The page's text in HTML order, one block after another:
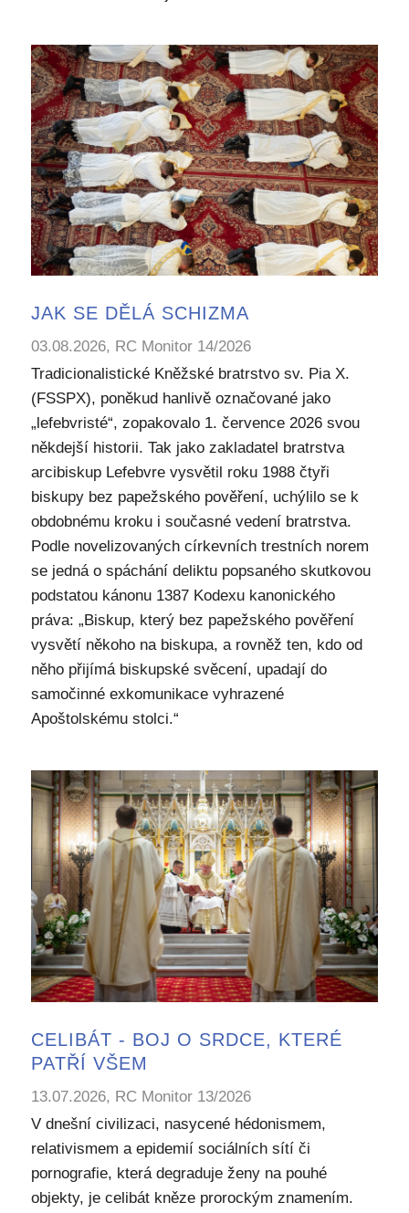
JAK SE DĚLÁ SCHIZMA
03.08.2026, RC Monitor 14/2026
Tradicionalistické Kněžské bratrstvo sv. Pia X.
(FSSPX), poněkud hanlivě označované jako
„lefebvristé“, zopakovalo 1. července 2026 svou
někdejší historii. Tak jako zakladatel bratrstva
arcibiskup Lefebvre vysvětil roku 1988 čtyři
biskupy bez papežského pověření, uchýlilo se k
obdobnému kroku i současné vedení bratrstva.
Podle novelizovaných církevních trestních norem
se jedná o spáchání deliktu popsaného skutkovou
podstatou kánonu 1387 Kodexu kanonického
práva: „Biskup, který bez papežského pověření
vysvětí někoho na biskupa, a rovněž ten, kdo od
něho přijímá biskupské svěcení, upadají do
samočinné exkomunikace vyhrazené
Apoštolskému stolci.“
CELIBÁT - BOJ O SRDCE, KTERÉ
PATŘÍ VŠEM
13.07.2026, RC Monitor 13/2026
V dnešní civilizaci, nasycené hédonismem,
relativismem a epidemií sociálních sítí či
pornografie, která degraduje ženy na pouhé
objekty, je celibát kněze prorockým znamením.